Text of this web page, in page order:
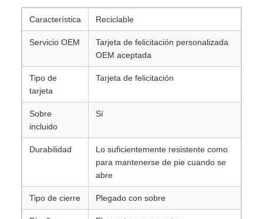
Característica Reciclable
Servicio OEM
Tarjeta de felicitación personalizada
OEM aceptada
Tipo de
tarjeta
Tarjeta de felicitación
Sobre
incluido
Sí
Durabilidad
Lo suficientemente resistente como
para mantenerse de pie cuando se
abre
Tipo de cierre Plegado con sobre